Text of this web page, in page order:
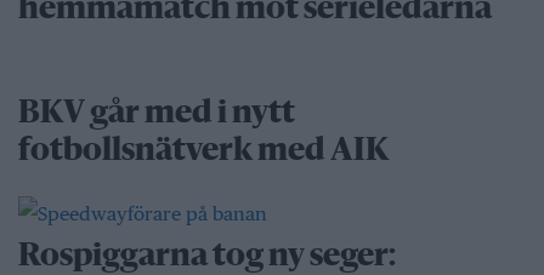
hemmamatch mot serieledarna
BKV går med i nytt
fotbollsnätverk med AIK
Rospiggarna tog ny seger: